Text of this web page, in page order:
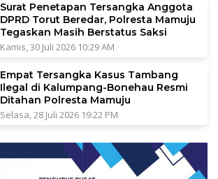
Surat Penetapan Tersangka Anggota
DPRD Torut Beredar, Polresta Mamuju
Tegaskan Masih Berstatus Saksi
Kamis, 30 Juli 2026 10:29 AM
Empat Tersangka Kasus Tambang
Ilegal di Kalumpang-Bonehau Resmi
Ditahan Polresta Mamuju
Selasa, 28 Juli 2026 19:22 PM